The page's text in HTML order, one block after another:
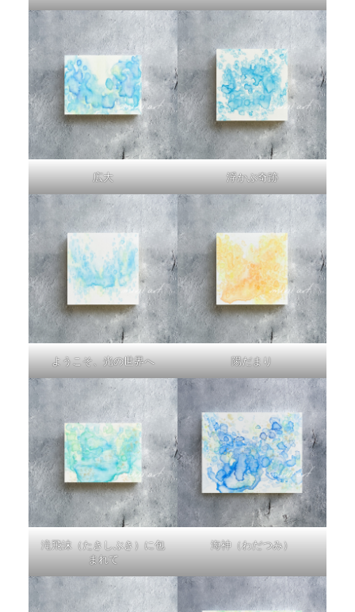
広大 浮かぶ奇跡
ようこそ、光の世界へ 陽だまり
滝飛沫（たきしぶき）に包
まれて
海神（わだつみ）